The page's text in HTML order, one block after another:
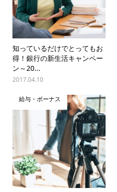
知っているだけでとってもお
得！銀行の新生活キャンペー
ン～20...
2017.04.10
給与・ボーナス